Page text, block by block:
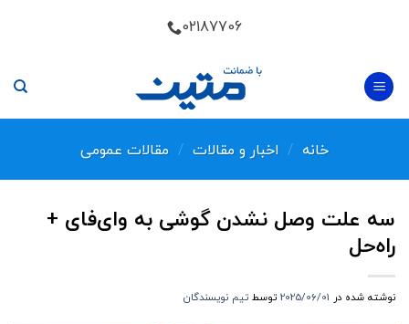
02187706
خانه / اخبار و مقالات / مقالات عمومی
سه علت وصل نشدن گوشی به وای‌فای +
راه‌حل
نوشته شده در 2025/06/01 توسط تیم نویسندگان